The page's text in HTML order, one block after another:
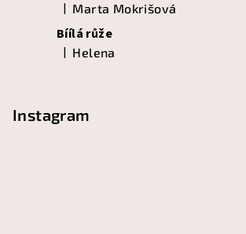
Hodnocení produktu je 5 z 5 hvězdiček.
Marta Mokrišová
Bíílá růže
Hodnocení produktu je 5 z 5 hvězdiček.
Helena
Instagram